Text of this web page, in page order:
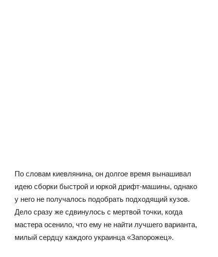
По словам киевлянина, он долгое время вынашивал
идею сборки быстрой и юркой дрифт-машины, однако
у него не получалось подобрать подходящий кузов.
Дело сразу же сдвинулось с мертвой точки, когда
мастера осенило, что ему не найти лучшего варианта,
милый сердцу каждого украинца «Запорожец».